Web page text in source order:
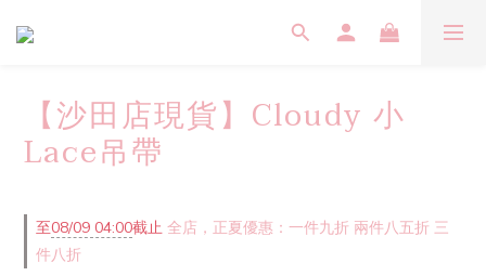
【沙田店現貨】Cloudy 小
Lace吊帶
至08/09 04:00截止 全店，正夏優惠：一件九折 兩件八五折 三
件八折